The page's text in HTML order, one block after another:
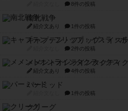
8件の投稿
南北戦争
紹介文あり 1件の投稿
キャプテン・フリップ：イス
2件の投稿
メメントオンラインタクティ
紹介文あり 4件の投稿
パーミッド
1件の投稿
クリーグ